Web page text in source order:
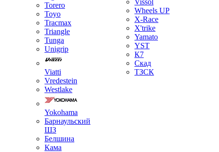
Torero
Toyo
Tracmax
Triangle
Tunga
Unigrip
Viatti
Vredestein
Westlake
Yokohama
Барнаульский
ШЗ
Белшина
Кама
Vissol
Wheels UP
X-Race
X'trike
Yamato
YST
К7
Скад
ТЗСК